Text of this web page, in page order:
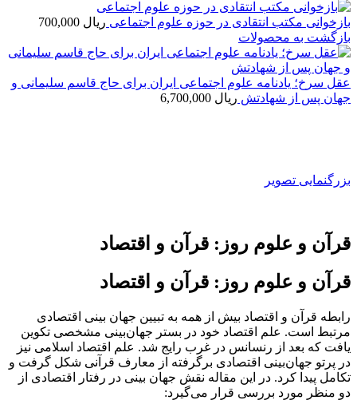
بازخوانی مکتب انتقادی در حوزه علوم اجتماعی ریال
بازگشت به محصولات
عقل سرخ؛ یادنامه علوم اجتماعی ایران برای حاج قاسم سلیمانی و
جهان پس از شهادتش ریال
بزرگنمایی تصویر
قرآن و علوم روز: قرآن و اقتصاد
قرآن و علوم روز: قرآن و اقتصاد
رابطه قرآن و اقتصاد بیش از همه به تبیین جهان بینی اقتصادی
مرتبط است. علم اقتصاد خود در بستر جهان‌بینی مشخصی تکوین
یافت که بعد از رنسانس در غرب رایج شد. علم اقتصاد اسلامی نیز
در پرتو جهان‌بینی اقتصادی برگرفته از معارف قرآنی شکل گرفت و
تکامل پیدا کرد. در این مقاله نقش جهان بینی در رفتار اقتصادی از
دو منظر مورد بررسی قرار می‌گیرد: